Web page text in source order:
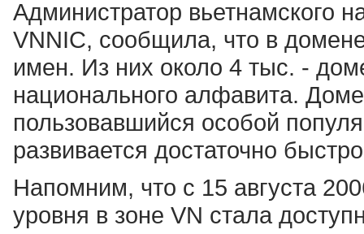
Администратор вьетнамского
VNNIC, сообщила, что в
имен. Из них около 4 тыс. -
национального алфавита.
пользовавшийся особой
развивается достаточно
Напомним, что с 15 августа
уровня в зоне VN стала